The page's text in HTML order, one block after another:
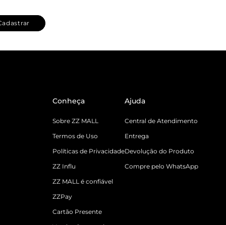
Conheça
Sobre ZZ MALL
Termos de Uso
Políticas de Privacidade
ZZ Influ
ZZ MALL é confiável
ZZPay
Cartão Presente
Ajuda
Central de Atendimento
Entrega
Devolução do Produto
Compre pelo WhatsApp